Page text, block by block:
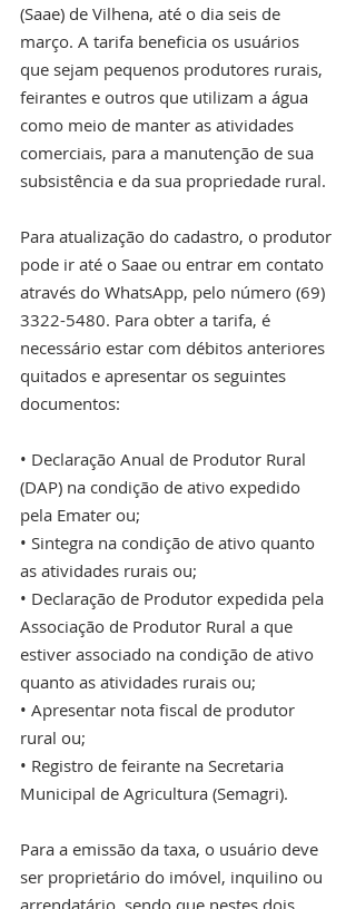
(Saae) de Vilhena, até o dia seis de
março. A tarifa beneficia os usuários
que sejam pequenos produtores rurais,
feirantes e outros que utilizam a água
como meio de manter as atividades
comerciais, para a manutenção de sua
subsistência e da sua propriedade rural.
Para atualização do cadastro, o produtor
pode ir até o Saae ou entrar em contato
através do WhatsApp, pelo número (69)
3322-5480. Para obter a tarifa, é
necessário estar com débitos anteriores
quitados e apresentar os seguintes
documentos:
• Declaração Anual de Produtor Rural
(DAP) na condição de ativo expedido
pela Emater ou;
• Sintegra na condição de ativo quanto
as atividades rurais ou;
• Declaração de Produtor expedida pela
Associação de Produtor Rural a que
estiver associado na condição de ativo
quanto as atividades rurais ou;
• Apresentar nota fiscal de produtor
rural ou;
• Registro de feirante na Secretaria
Municipal de Agricultura (Semagri).
Para a emissão da taxa, o usuário deve
ser proprietário do imóvel, inquilino ou
arrendatário, sendo que nestes dois